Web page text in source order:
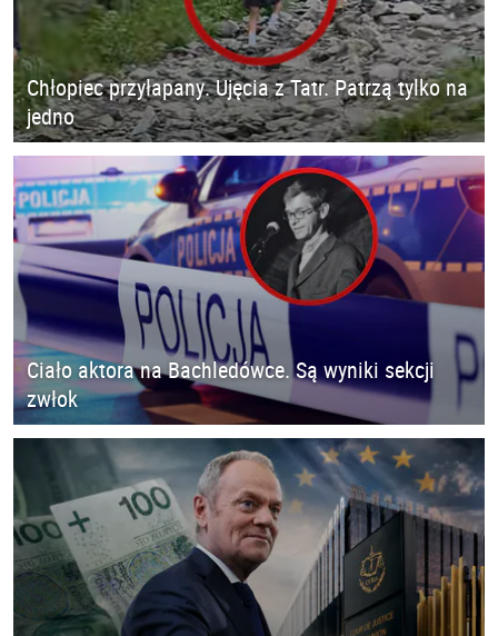
Chłopiec przyłapany. Ujęcia z Tatr. Patrzą tylko na
jedno
Ciało aktora na Bachledówce. Są wyniki sekcji
zwłok